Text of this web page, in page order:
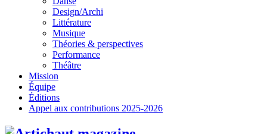
Design/Archi
Littérature
Musique
Théories & perspectives
Performance
Théâtre
Mission
Équipe
Éditions
Appel aux contributions 2025-2026